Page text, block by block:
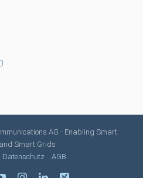
AG - Enabling Smart
Smart Grids
Datenschutz AGB